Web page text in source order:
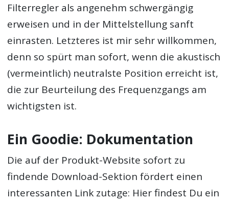
Filterregler als angenehm schwergängig
erweisen und in der Mittelstellung sanft
einrasten. Letzteres ist mir sehr willkommen,
denn so spürt man sofort, wenn die akustisch
(vermeintlich) neutralste Position erreicht ist,
die zur Beurteilung des Frequenzgangs am
wichtigsten ist.
Ein Goodie: Dokumentation
Die auf der Produkt-Website sofort zu
findende Download-Sektion fördert einen
interessanten Link zutage: Hier findest Du ein